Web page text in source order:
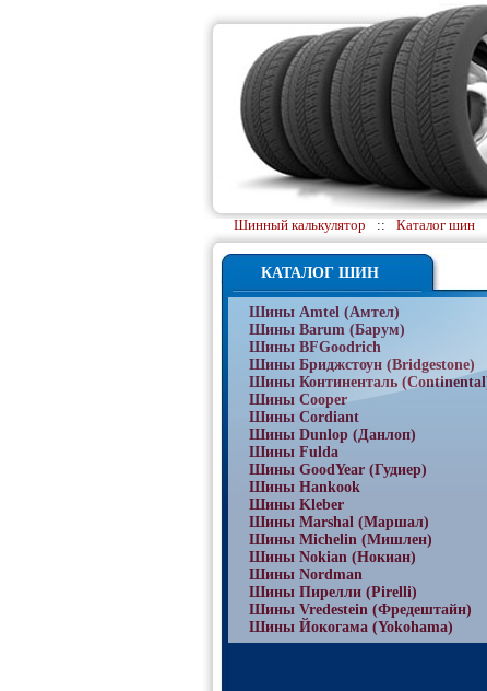
Шинный калькулятор :: Каталог шин
КАТАЛОГ ШИН
Шины Amtel (Амтел)
Шины Barum (Барум)
Шины BFGoodrich
Шины Бриджстоун (Bridgestone)
Шины Континенталь
Шины Cooper
Шины Cordiant
Шины Dunlop (Данлоп)
Шины Fulda
Шины GoodYear (Гудиер)
Шины Hankook
Шины Kleber
Шины Marshal (Маршал)
Шины Michelin (Мишлен)
Шины Nokian (Нокиан)
Шины Nordman
Шины Пирелли (Pirelli)
Шины Vredestein (Фредештайн)
Шины Йокогама (Yokohama)